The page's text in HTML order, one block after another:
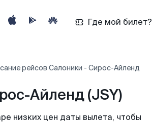
Где мой билет?
рейсов Салоники - Сирос-Айленд
Айленд (JSY)
низких цен даты вылета, чтобы